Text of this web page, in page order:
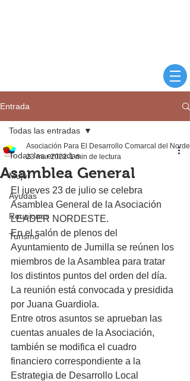
Entrada
Todas las entradas
Mujer
Ayudas
Reuniones
Turismo
Todas las entradas
Asamblea General
Asociación Para El Desarrollo Comarcal del
23 mar 2022 1 min de lectura
El jueves 23 de julio se celebra
Asamblea General de la Asociación
LEADER NORDESTE.
En el salón de plenos del
Ayuntamiento de Jumilla se reúnen los
miembros de la Asamblea para tratar
los distintos puntos del orden del día.
La reunión está convocada y presidida
por Juana Guardiola.
Entre otros asuntos se aprueban las
cuentas anuales de la Asociación,
también se modifica el cuadro
financiero correspondiente a la
Estrategia de Desarrollo Local